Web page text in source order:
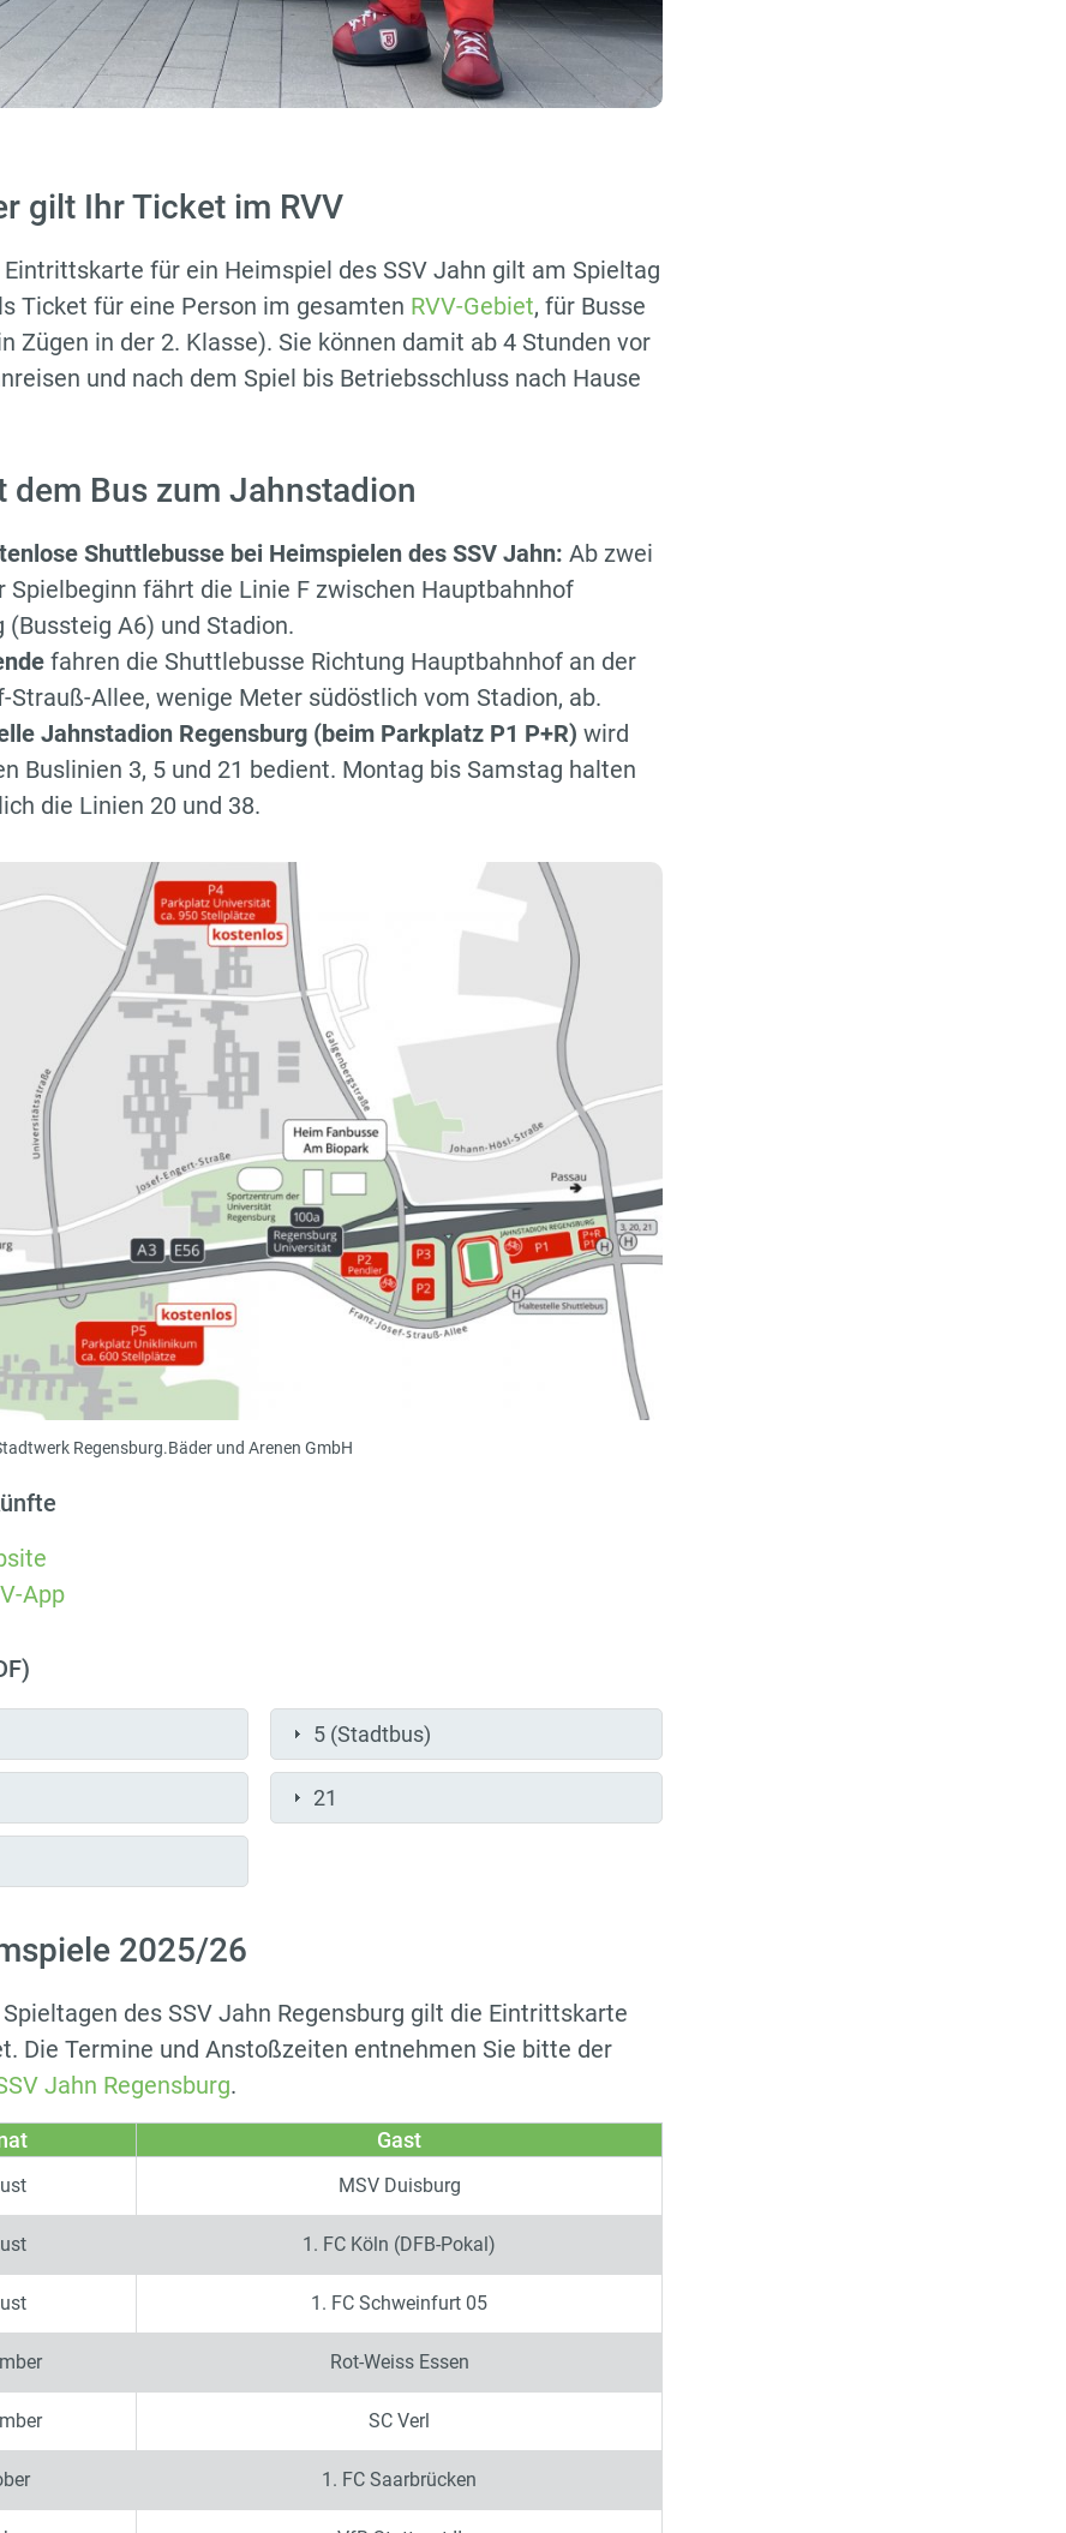
gilt Ihr Ticket im RVV
Eintrittskarte für ein Heimspiel des SSV Jahn gilt am Spieltag
Ticket für eine Person im gesamten RVV-Gebiet, für Busse
Zügen in der 2. Klasse). Sie können damit ab 4 Stunden vor
und nach dem Spiel bis Betriebsschluss nach Hause
dem Bus zum Jahnstadion
Shuttlebusse bei Heimspielen des SSV Jahn: Ab zwei
Spielbeginn fährt die Linie F zwischen Hauptbahnhof
(Bussteig A6) und Stadion.
fahren die Shuttlebusse Richtung Hauptbahnhof an der
Strauß-Allee, wenige Meter südöstlich vom Stadion, ab.
Jahnstadion Regensburg (beim Parkplatz P1 P+R) wird
Buslinien 3, 5 und 21 bedient. Montag bis Samstag halten
die Linien 20 und 38.
Regensburg.Bäder und Arenen GmbH
App
5 (Stadtbus)
21
2025/26
des SSV Jahn Regensburg gilt die Eintrittskarte
Die Termine und Anstoßzeiten entnehmen Sie bitte der
Jahn Regensburg.
Gast
MSV Duisburg
1. FC Köln (DFB-Pokal)
1. FC Schweinfurt 05
Rot-Weiss Essen
SC Verl
1. FC Saarbrücken